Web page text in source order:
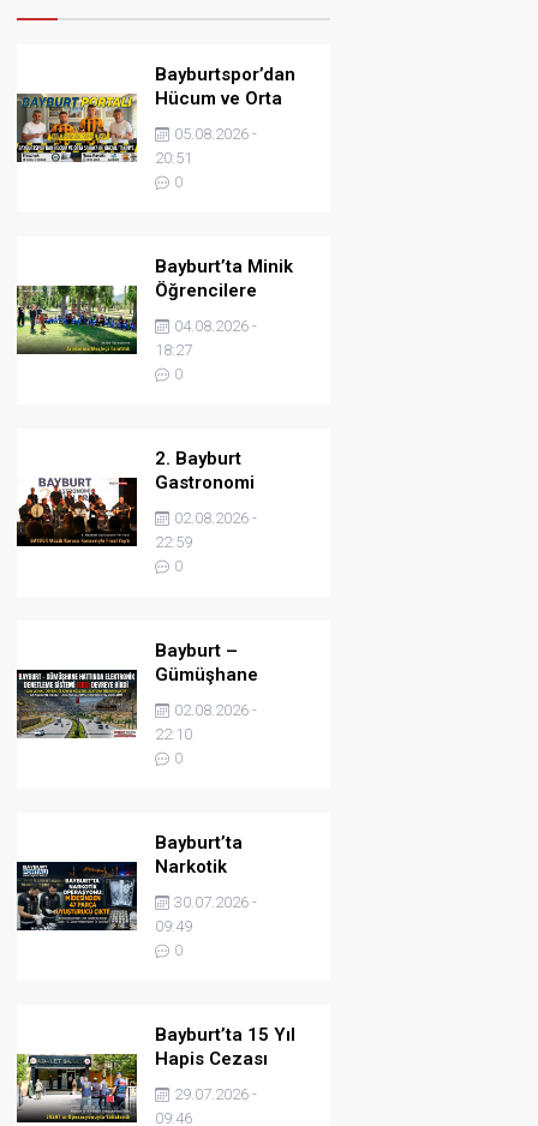
Bayburtspor’dan
Hücum ve Orta
Sahaya İki Önemli
Takviye
05.08.2026 -
20:51
0
Bayburt’ta Minik
Öğrencilere
Jandarma
Mesleği Tanıtıldı
04.08.2026 -
18:27
0
2. Bayburt
Gastronomi
Festivali BAYDER
Müzik Korosu
Konseriyle Final
Yaptı
02.08.2026 -
22:59
0
Bayburt –
Gümüşhane
Hattında
Elektronik
Denetleme
Sistemi (EDS)
02.08.2026 -
22:10
0
Bayburt’ta
Narkotik
Operasyonu:
Midesinden 47
Parça Uyuşturucu
Çıktı!
30.07.2026 -
09:49
0
Bayburt’ta 15 Yıl
Hapis Cezası
Bulunan Şahıs
JASAT’ın
29.07.2026 -
09:46